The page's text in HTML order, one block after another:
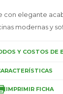
con elegante
modernas y
Y COSTOS DE
IMPRIMIR FICHA